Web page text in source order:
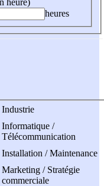
heure)
heures
Industrie
Informatique /
Télécommunication
Installation / Maintenance
Marketing / Stratégie
commerciale